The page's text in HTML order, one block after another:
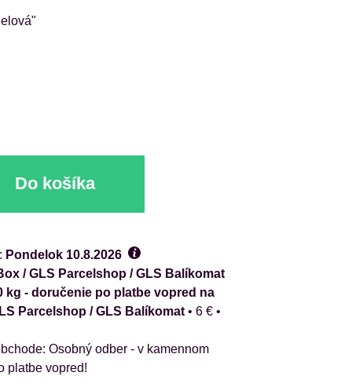
Do košíka
Pondelok10.8.2026
/ GLS Parcelshop / GLS Balíkomat
kg - doručenie po platbe vopred na
Parcelshop / GLS Balíkomat• 6 € •
Osobný odber - v kamennom
platbe vopred!